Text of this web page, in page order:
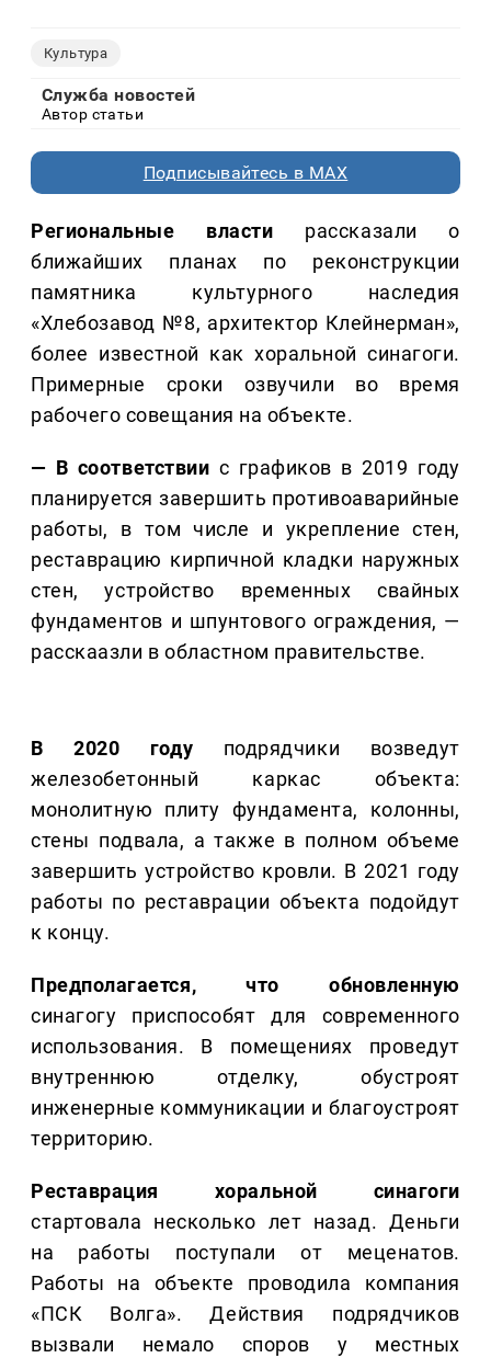
Культура
Служба новостей
Автор статьи
Подписывайтесь в MAX
Региональные власти рассказали о
ближайших планах по реконструкции
памятника культурного наследия
«Хлебозавод №8, архитектор Клейнерман»,
более известной как хоральной синагоги.
Примерные сроки озвучили во время
рабочего совещания на объекте.
— В соответствии с графиков в 2019 году
планируется завершить противоаварийные
работы, в том числе и укрепление стен,
реставрацию кирпичной кладки наружных
стен, устройство временных свайных
фундаментов и шпунтового ограждения, —
расскаазли в областном правительстве.
В 2020 году подрядчики возведут
железобетонный каркас объекта:
монолитную плиту фундамента, колонны,
стены подвала, а также в полном объеме
завершить устройство кровли. В 2021 году
работы по реставрации объекта подойдут
к концу.
Предполагается, что обновленную
синагогу приспособят для современного
использования. В помещениях проведут
внутреннюю отделку, обустроят
инженерные коммуникации и благоустроят
территорию.
Реставрация хоральной синагоги
стартовала несколько лет назад. Деньги
на работы поступали от меценатов.
Работы на объекте проводила компания
«ПСК Волга». Действия подрядчиков
вызвали немало споров у местных